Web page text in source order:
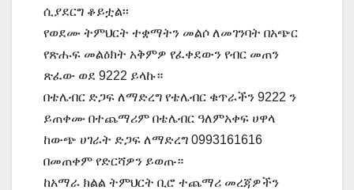
ሲያደርግ ቆይቷል፡፡
የወደሙ ትምህርት ተቋማትን መልሶ ለመገንባት በአጭር
የጽሑፍ መልዕክት አቅምዎ የፈቀደውን የብር መጠን
ጽፈው ወደ 9222 ይላኩ።
በቴሌብር ድጋፍ ለማድረግ የቴሌብር ቁጥራችን 9222 ን
ይጠቀሙ በተጨማሪም በቴሌብር ዓለምአቀፍ ሀዋላ
ከውጭ ሀገራት ድጋፍ ለማድረግ 0993161616
በመጠቀም የድርሻዎን ይወጡ።
ከአማራ ክልል ትምህርት ቢሮ ተጨማሪ መረጃዎችን